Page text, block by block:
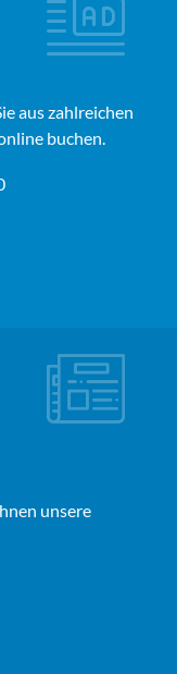
aus zahlreichen
buchen.
unsere